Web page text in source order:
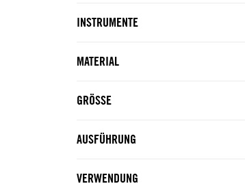
INSTRUMENTE
MATERIAL
GRÖSSE
AUSFÜHRUNG
VERWENDUNG